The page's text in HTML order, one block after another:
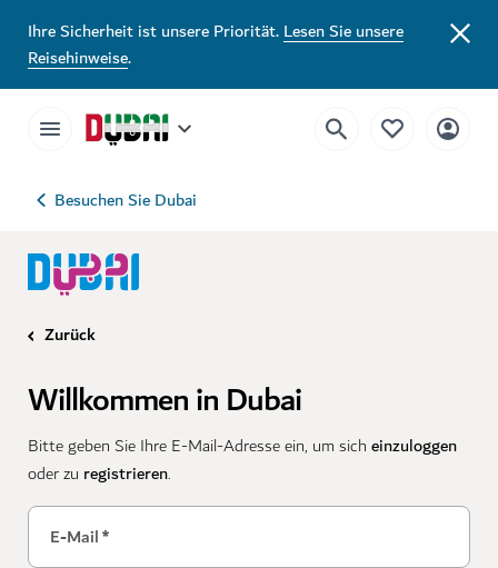
Ihre Sicherheit ist unsere Priorität.Lesen Sie unsere
Reisehinweise.
Besuchen Sie Dubai
Zurück
Willkommen in Dubai
Bitte geben Sie Ihre E-Mail-Adresse ein, um sich einzuloggen
oder zu registrieren.
E-Mail*